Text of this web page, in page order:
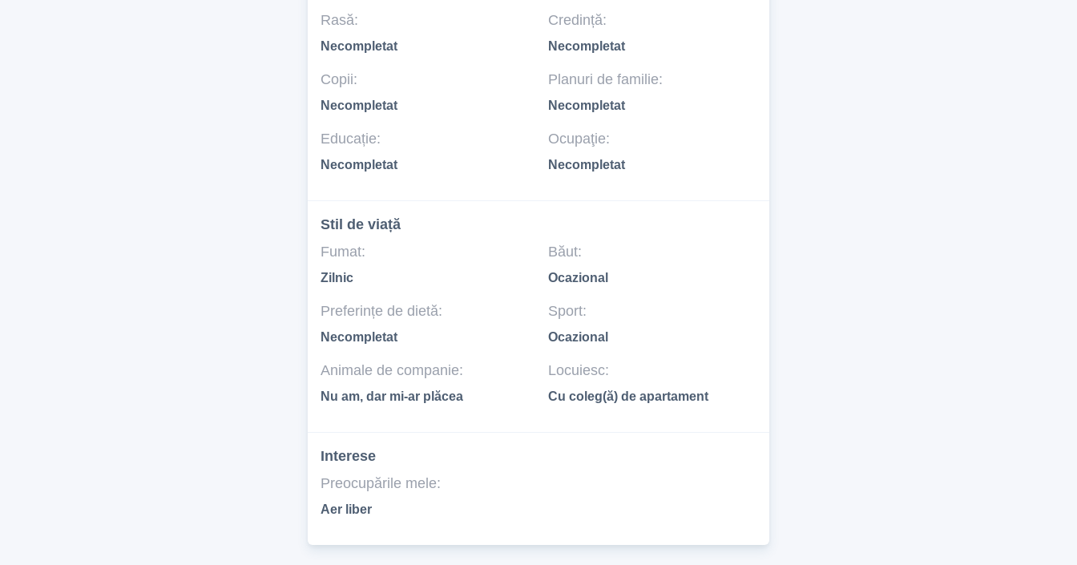
Rasă:
Necompletat
Credință:
Necompletat
Copii:
Necompletat
Planuri de familie:
Necompletat
Educație:
Necompletat
Ocupaţie:
Necompletat
Stil de viață
Fumat:
Zilnic
Băut:
Ocazional
Preferințe de dietă:
Necompletat
Sport:
Ocazional
Animale de companie:
Nu am, dar mi-ar plăcea
Locuiesc:
Cu coleg(ă) de apartament
Interese
Preocupările mele:
Aer liber